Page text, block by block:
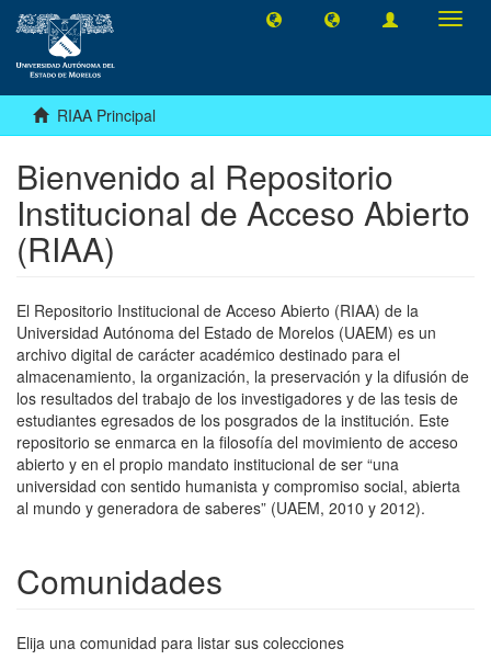
RIAA Principal
Bienvenido al Repositorio
Institucional de Acceso Abierto
(RIAA)
El Repositorio Institucional de Acceso Abierto (RIAA) de la
Universidad Autónoma del Estado de Morelos (UAEM) es un
archivo digital de carácter académico destinado para el
almacenamiento, la organización, la preservación y la difusión de
los resultados del trabajo de los investigadores y de las tesis de
estudiantes egresados de los posgrados de la institución. Este
repositorio se enmarca en la filosofía del movimiento de acceso
abierto y en el propio mandato institucional de ser “una
universidad con sentido humanista y compromiso social, abierta
al mundo y generadora de saberes” (UAEM, 2010 y 2012).
Comunidades
Elija una comunidad para listar sus colecciones